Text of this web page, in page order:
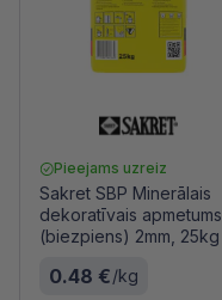
Pieejams uzreiz
Sakret SBP Minerālais
dekoratīvais apmetums
(biezpiens) 2mm, 25kg
0.48 €/kg